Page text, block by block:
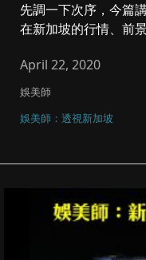
先調一下次序，今篇
在新加坡的行情、前
April 22, 2020
娛美師
娛美師：透視新加坡